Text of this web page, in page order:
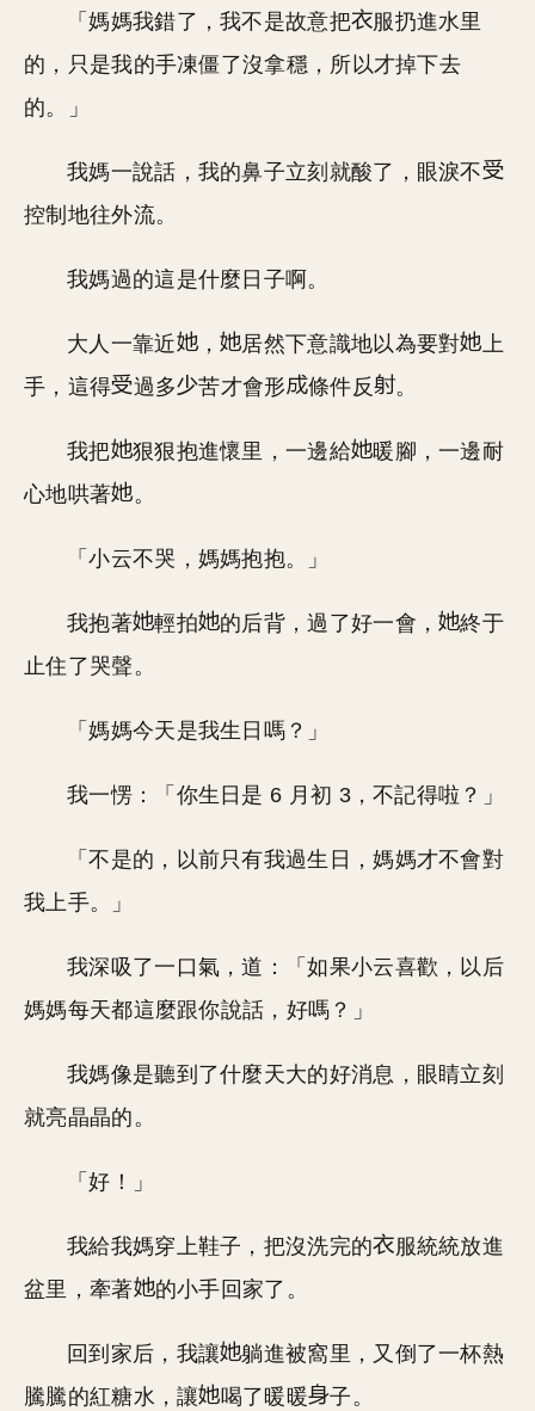
「媽媽我錯了，我不是故意把
服扔進水里
的，只是我的手凍僵了沒拿穩，所以才掉下去
的。」
我媽一說話，我的鼻子立刻就酸了，眼淚不
控制地往外流。
我媽過的這是什麼日子啊。
大人一靠近 ， 居然下意識地以為要對
上
手，這得
過多 苦才會形 條件反 。
我把 狠狠抱進懷里，一邊給
暖腳，一邊耐
心地哄著
。
「小云不哭，媽媽抱抱。」
我抱著 輕拍 的后背，過了好一會，
終于
止住了哭聲。
「媽媽今天是我生日嗎？」
我一愣：「你生日是 6 月初 3，不記得啦？」
「不是的，以前只有我過生日，媽媽才不會對
我上手。」
我深吸了一口氣，道：「如果小云喜歡，以后
媽媽每天都這麼跟你說話，好嗎？」
我媽像是聽到了什麼天大的好消息，眼睛立刻
就亮晶晶的。
「好！」
我給我媽穿上鞋子，把沒洗完的
服統統放進
盆里，牽著
的小手回家了。
回到家后，我讓
躺進被窩里，又倒了一杯熱
騰騰的紅糖水，讓
喝了暖暖 子。